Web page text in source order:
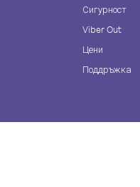
Сигурност
Viber Out
Цени
Поддръжка